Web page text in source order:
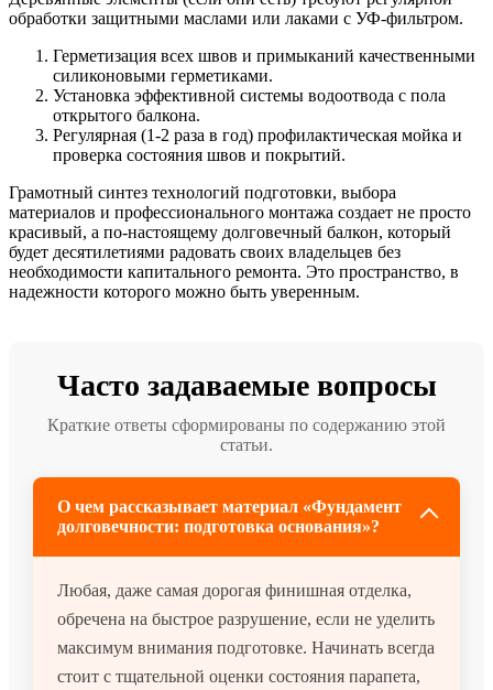
обработки защитными маслами или лаками с УФ-фильтром.
Герметизация всех швов и примыканий качественными
силиконовыми герметиками.
Установка эффективной системы водоотвода с пола
открытого балкона.
Регулярная (1-2 раза в год) профилактическая мойка и
проверка состояния швов и покрытий.
Грамотный синтез технологий подготовки, выбора
материалов и профессионального монтажа создает не просто
красивый, а по-настоящему долговечный балкон, который
будет десятилетиями радовать своих владельцев без
необходимости капитального ремонта. Это пространство, в
надежности которого можно быть уверенным.
Часто задаваемые вопросы
Краткие ответы сформированы по содержанию этой
статьи.
О чем рассказывает материал «Фундамент
долговечности: подготовка основания»?
Любая, даже самая дорогая финишная отделка,
обречена на быстрое разрушение, если не уделить
максимум внимания подготовке. Начинать всегда
стоит с тщательной оценки состояния парапета,